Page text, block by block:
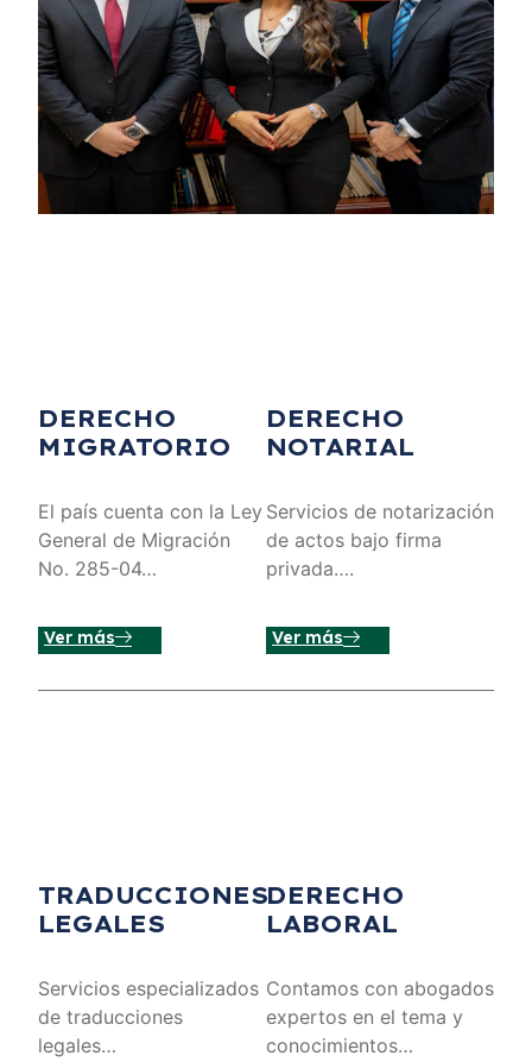
DERECHO
MIGRATORIO
El país cuenta con la Ley
General de Migración
No. 285-04…
Ver más
DERECHO
NOTARIAL
Servicios de notarización
de actos bajo firma
privada….
Ver más
TRADUCCIONES
LEGALES
Servicios especializados
de traducciones
legales…
DERECHO
LABORAL
Contamos con abogados
expertos en el tema y
conocimientos…